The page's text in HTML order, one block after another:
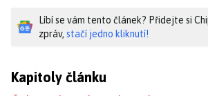
Líbí se vám tento článek? Přidejte si
zpráv, stačí jedno kliknutí!
Kapitoly článku